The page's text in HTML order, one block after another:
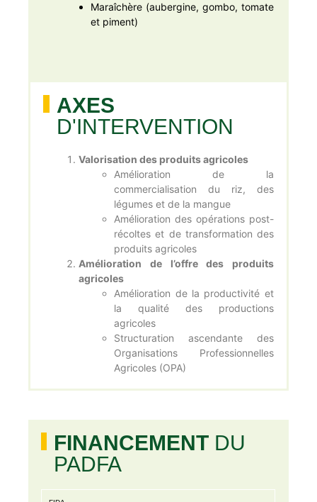
Maraîchère (aubergine, gombo, tomate
et piment)
AXES
D'INTERVENTION
Valorisation des produits agricoles
Amélioration de la
commercialisation du riz, des
légumes et de la mangue
Amélioration des opérations post-
récoltes et de transformation des
produits agricoles
Amélioration de l’offre des produits
agricoles
Amélioration de la productivité et
la qualité des productions
agricoles
Structuration ascendante des
Organisations Professionnelles
Agricoles (OPA)
FINANCEMENT DU
PADFA